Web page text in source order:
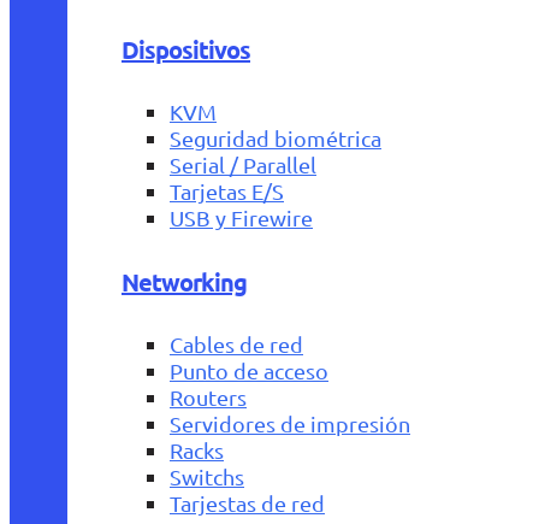
Dispositivos
KVM
Seguridad biométrica
Serial / Parallel
Tarjetas E/S
USB y Firewire
Networking
Cables de red
Punto de acceso
Routers
Servidores de impresión
Racks
Switchs
Tarjestas de red